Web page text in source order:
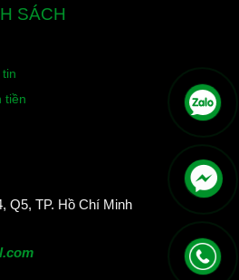
SÁCH
tiền
Q5, TP. Hồ Chí Minh